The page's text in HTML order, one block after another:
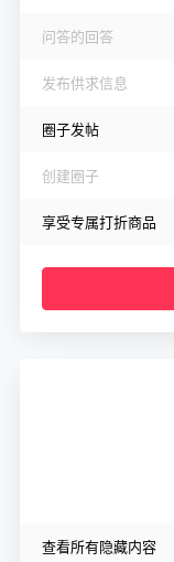
问答的回答
发布供求信息
圈子发帖
创建圈子
享受专属打折商品
查看所有隐藏内容